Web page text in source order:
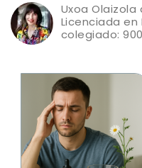
Uxoa Olaizola
Licenciada en
colegiado: